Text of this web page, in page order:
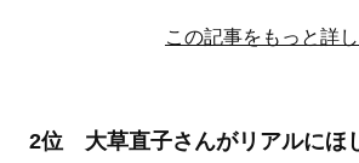
この記事をもっと詳し
2位 大草直子さんがリアルにほ